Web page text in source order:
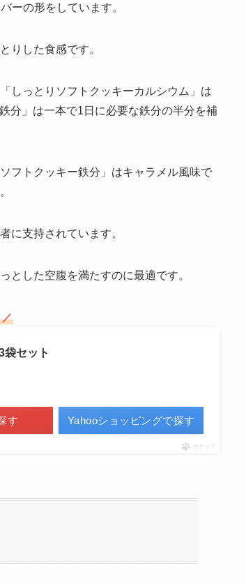
ーの形をしています。
りした食感です。
しっとりソフトクッキーカルシウム」は
分」は一本で1日に必要な鉄分の半分を補
フトクッキー鉄分」はキャラメル風味で
に支持されています。
とした空腹を満たすのに最適です。
／
袋セット
す Yahooショッピングで探す
ポチップ